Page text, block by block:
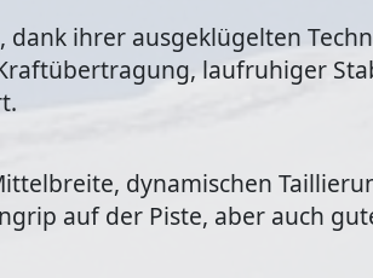
dank ihrer ausgeklügelten
laufruhiger
dynamischen
auf der Piste, aber auch